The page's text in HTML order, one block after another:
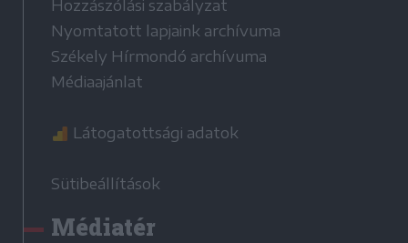
Hozzászólási szabályzat
Nyomtatott lapjaink archívuma
Székely Hírmondó archívuma
Médiaajánlat
Látogatottsági adatok
Sütibeállítások
Médiatér